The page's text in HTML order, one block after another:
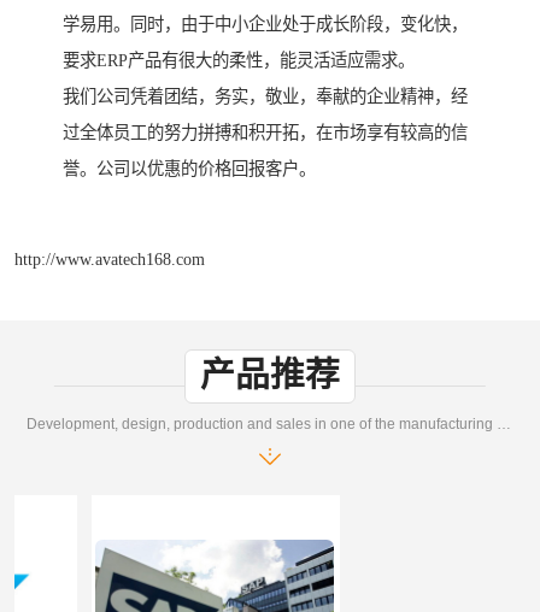
学易用。同时，由于中小企业处于成长阶段，变化快，
要求ERP产品有很大的柔性，能灵活适应需求。
我们公司凭着团结，务实，敬业，奉献的企业精神，经
过全体员工的努力拼搏和积开拓，在市场享有较高的信
誉。公司以优惠的价格回报客户。
http://www.avatech168.com
产品推荐